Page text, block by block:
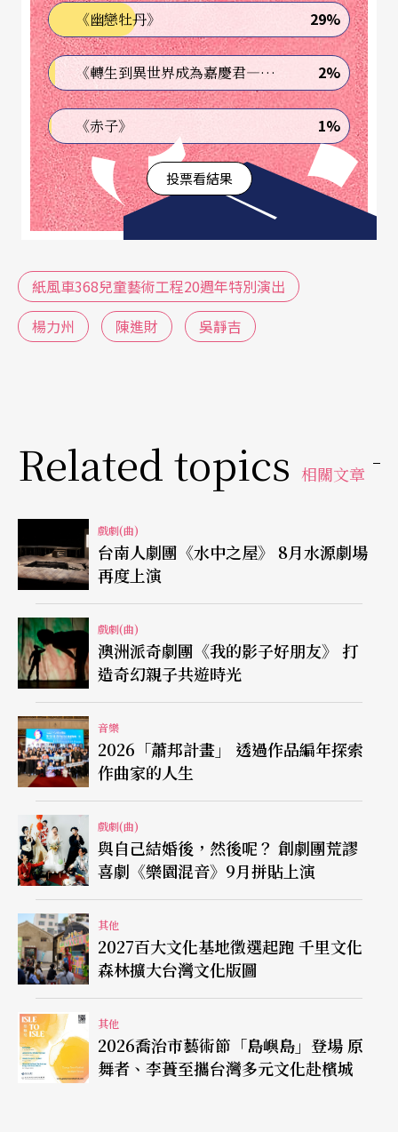
《幽戀牡丹》 29%
《轉生到異世界成為嘉慶君—發現我的祖先是詐騙集團!?》 2%
《赤子》 1%
投票看結果
紙風車368兒童藝術工程20週年特別演出
楊力州
陳進財 吳靜吉
Related topics 相關文章
戲劇(曲)
台南人劇團《水中之屋》 8月水源劇場
再度上演
戲劇(曲)
澳洲派奇劇團《我的影子好朋友》 打
造奇幻親子共遊時光
音樂
2026「蕭邦計畫」 透過作品編年探索
作曲家的人生
戲劇(曲)
與自己結婚後，然後呢？ 創劇團荒謬
喜劇《樂園混音》9月拼貼上演
其他
2027百大文化基地徵選起跑 千里文化
森林擴大台灣文化版圖
其他
2026喬治市藝術節「島嶼島」登場 原
舞者、李蕢至攜台灣多元文化赴檳城